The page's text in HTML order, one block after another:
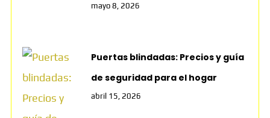
mayo 8, 2026
Puertas blindadas: Precios y guía
de seguridad para el hogar
abril 15, 2026